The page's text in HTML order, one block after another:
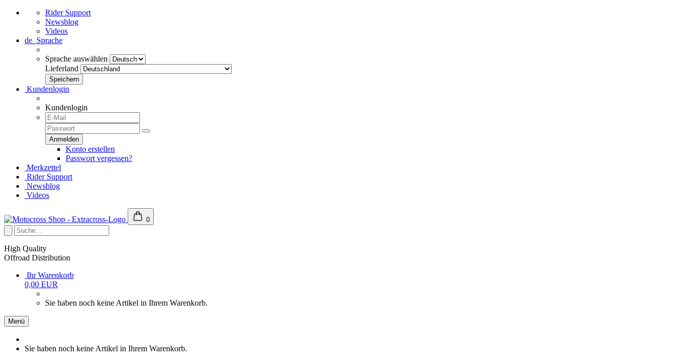
Rider Support
Newsblog
Videos
de Sprache
Sprache auswählen
Lieferland
Kundenlogin
Kundenlogin
Konto erstellen
Passwort vergessen?
Merkzettel
Rider Support
Newsblog
Videos
0
High Quality
Offroad Distribution
Ihr Warenkorb
0,00 EUR
Sie haben noch keine Artikel in Ihrem Warenkorb.
Menü
Sie haben noch keine Artikel in Ihrem Warenkorb.